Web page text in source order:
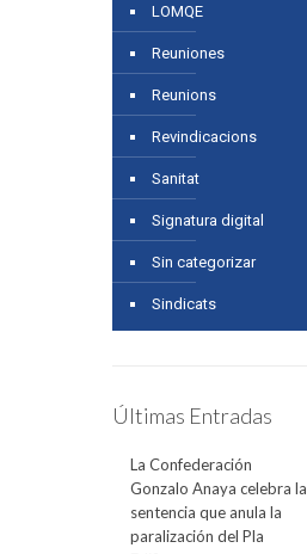
LOMQE
Reuniones
Reunions
Revindicacions
Sanitat
Signatura digital
Sin categorizar
Sindicats
Últimas Entradas
La Confederación
Gonzalo Anaya celebra la
sentencia que anula la
paralización del Pla